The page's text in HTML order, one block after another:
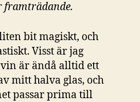
framträdande.
bit magiskt, och
Visst är jag
är ändå alltid ett
mitt halva glas, och
passar prima till